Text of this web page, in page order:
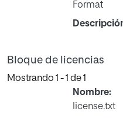
Format
Bloque de licencias
Mostrando 1 - 1 de 1
Nombre:
license.txt